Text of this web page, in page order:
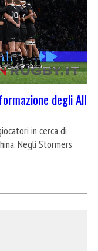
degli All
in cerca di
Negli Stormers